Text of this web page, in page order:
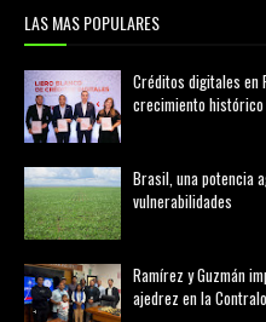
LAS MAS POPULARES
Créditos digitales en
crecimiento histórico
Brasil, una potencia
vulnerabilidades
Ramírez y Guzmán
ajedrez en la